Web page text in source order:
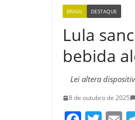
BRASIL DESTAQUE
Lula
bebida
Lei altera
8 de outubro de 2025